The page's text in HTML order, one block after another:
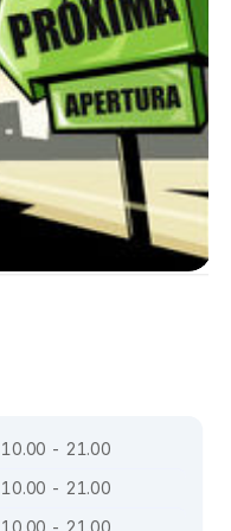
10.00 - 21.00
10.00 - 21.00
10.00 - 21.00